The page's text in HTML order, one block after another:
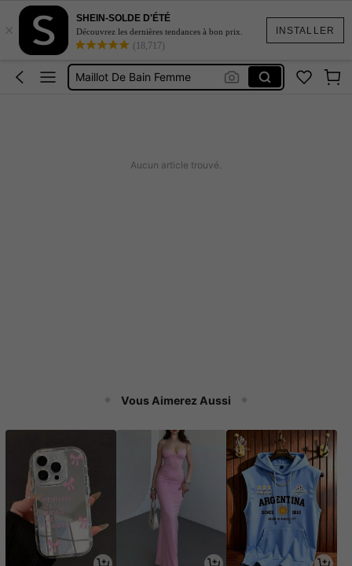
INSTALLER
×
SHEIN-SOLDE D'ÉTÉ
Découvrez les dernières tendances à bon prix.
(18,717)
Robe Femme été
Maillot De Bain Femme
Aucun article trouvé.
Vous Aimerez Aussi